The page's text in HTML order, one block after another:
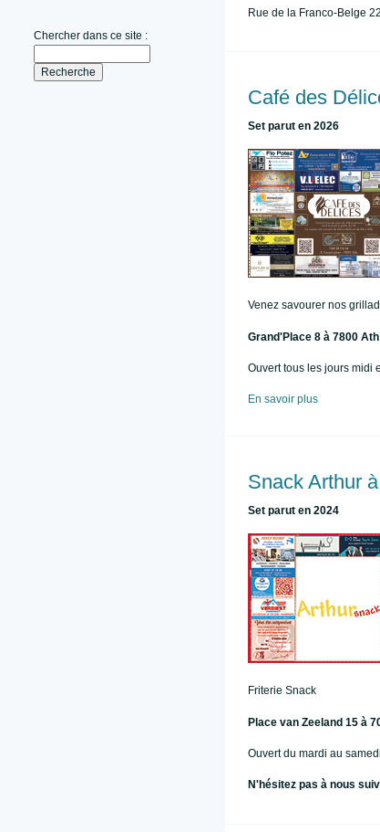
Chercher dans ce site :
Rue de la Franco-Belge
Café des
Set parut en 2026
Venez savourer nos
Grand'Place 8 à 7800 Ath
Ouvert tous les jours midi
En savoir plus
Snack Arthur
Set parut en 2024
Friterie Snack
Place van Zeeland 15 à
Ouvert du mardi au
N'hésitez pas à nous